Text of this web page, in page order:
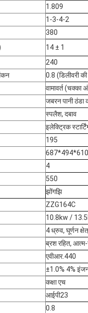
1.809
1-3-4-2
380
14 ± 1
240
0.8 (डिलीवरी
वामावर्त
जबरन पानी ठंडा
स्पलैश, दबाव
इलेक्ट्रिक
195
687*494*610
4
550
झोंगझि
ZZG164C
10.8kw /
4 ध्रुव, घूर्णन
ब्रश रहित, आत्म-
एवीआर.440
±1.0% 4%
कक्षा एच
आईपी23
0.8